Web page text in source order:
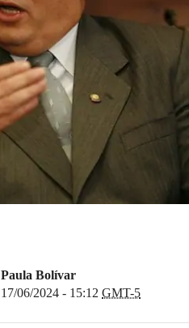
Paula Bolívar
17/06/2024 - 15:12 GMT-5